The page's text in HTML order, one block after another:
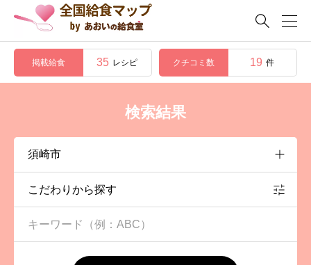

掲載給食 35 レシピ クチコミ数 19 件
検索結果
こだわりから探す